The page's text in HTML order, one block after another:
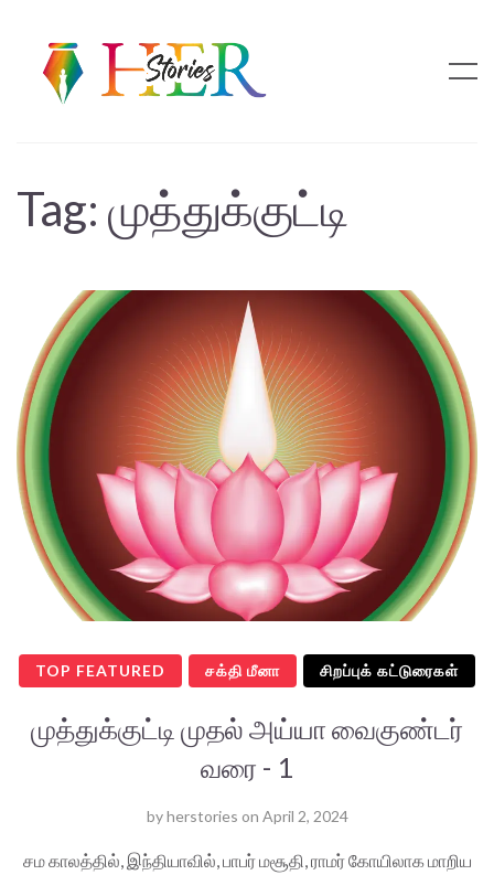
Tag: முத்துக்குட்டி
TOP FEATURED சக்தி மீனா சிறப்புக் கட்டுரைகள்
முத்துக்குட்டி முதல் அய்யா வைகுண்டர்
வரை - 1
byherstories on April 2, 2024
சம காலத்தில், இந்தியாவில், பாபர் மசூதி, ராமர் கோயிலாக மாறிய